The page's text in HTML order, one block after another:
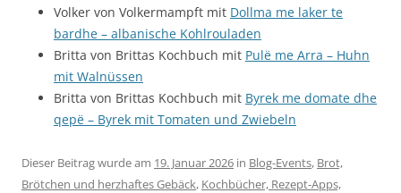
Volker von Volkermampft mit Dollma me laker te
bardhe – albanische Kohlrouladen
Britta von Brittas Kochbuch mit Pulë me Arra – Huhn
mit Walnüssen
Britta von Brittas Kochbuch mit Byrek me domate dhe
qepë – Byrek mit Tomaten und Zwiebeln
Dieser Beitrag wurde am 19. Januar 2026 in Blog-Events, Brot,
Brötchen und herzhaftes Gebäck, Kochbücher, Rezept-Apps,